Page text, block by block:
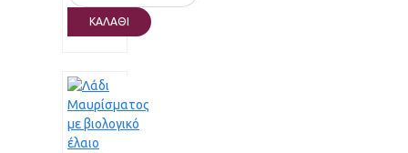
ΚΑΛΆΘΙ